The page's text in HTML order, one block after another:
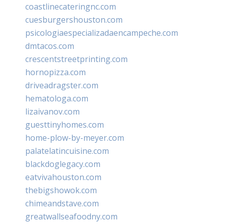
coastlinecateringnc.com
cuesburgershouston.com
psicologiaespecializadaencampeche.com
dmtacos.com
crescentstreetprinting.com
hornopizza.com
driveadragster.com
hematologa.com
lizaivanov.com
guesttinyhomes.com
home-plow-by-meyer.com
palatelatincuisine.com
blackdoglegacy.com
eatvivahouston.com
thebigshowok.com
chimeandstave.com
greatwallseafoodny.com